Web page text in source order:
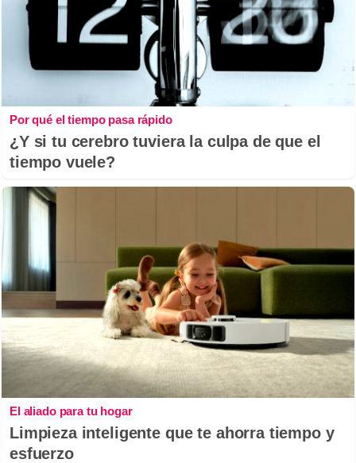
Por qué el tiempo pasa rápido
¿Y si tu cerebro tuviera la culpa de que el
tiempo vuele?
El aliado para tu hogar
Limpieza inteligente que te ahorra tiempo y
esfuerzo